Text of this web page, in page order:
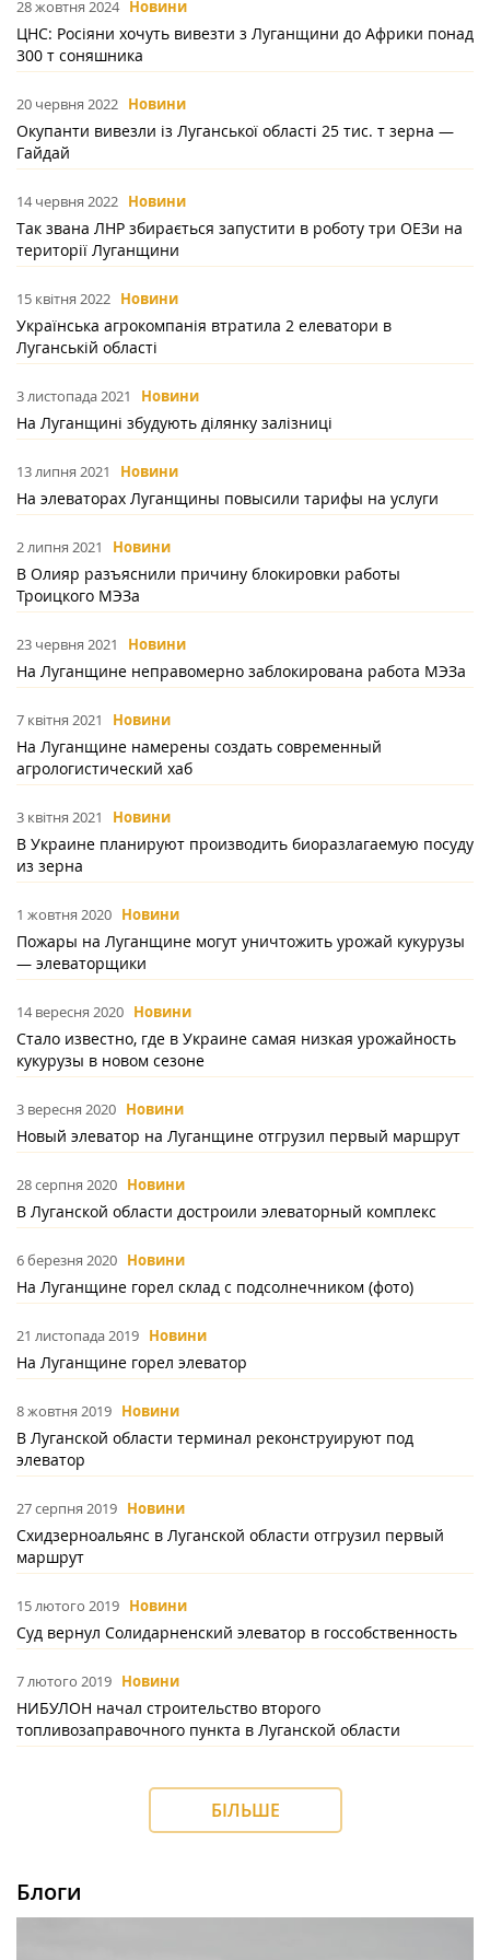
28 жовтня 2024 Новини
ЦНС: Росіяни хочуть вивезти з Луганщини до Африки понад
300 т соняшника
20 червня 2022 Новини
Окупанти вивезли із Луганської області 25 тис. т зерна —
Гайдай
14 червня 2022 Новини
Так звана ЛНР збирається запустити в роботу три ОЕЗи на
території Луганщини
15 квітня 2022 Новини
Українська агрокомпанія втратила 2 елеватори в
Луганській області
3 листопада 2021 Новини
На Луганщині збудують ділянку залізниці
13 липня 2021 Новини
На элеваторах Луганщины повысили тарифы на услуги
2 липня 2021 Новини
В Олияр разъяснили причину блокировки работы
Троицкого МЭЗа
23 червня 2021 Новини
На Луганщине неправомерно заблокирована работа МЭЗа
7 квітня 2021 Новини
На Луганщине намерены создать современный
агрологистический хаб
3 квітня 2021 Новини
В Украине планируют производить биоразлагаемую посуду
из зерна
1 жовтня 2020 Новини
Пожары на Луганщине могут уничтожить урожай кукурузы
— элеваторщики
14 вересня 2020 Новини
Стало известно, где в Украине самая низкая урожайность
кукурузы в новом сезоне
3 вересня 2020 Новини
Новый элеватор на Луганщине отгрузил первый маршрут
28 серпня 2020 Новини
В Луганской области достроили элеваторный комплекс
6 березня 2020 Новини
На Луганщине горел склад с подсолнечником (фото)
21 листопада 2019 Новини
На Луганщине горел элеватор
8 жовтня 2019 Новини
В Луганской области терминал реконструируют под
элеватор
27 серпня 2019 Новини
Схидзерноальянс в Луганской области отгрузил первый
маршрут
15 лютого 2019 Новини
Суд вернул Солидарненский элеватор в госсобственность
7 лютого 2019 Новини
НИБУЛОН начал строительство второго
топливозаправочного пункта в Луганской области
БІЛЬШЕ
Блоги